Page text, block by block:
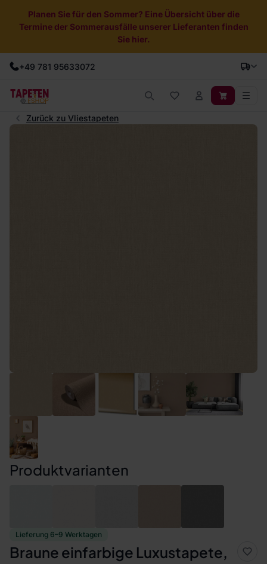
Planen Sie für den Sommer? Eine Übersicht über die
Termine der Sommerausfälle unserer Lieferanten finden
Sie hier.
+49 781 95633072
Zurück zu Vliestapeten
Lieferung 6–9 Werktagen
Braune einfarbige Luxustapete,
Produktvarianten